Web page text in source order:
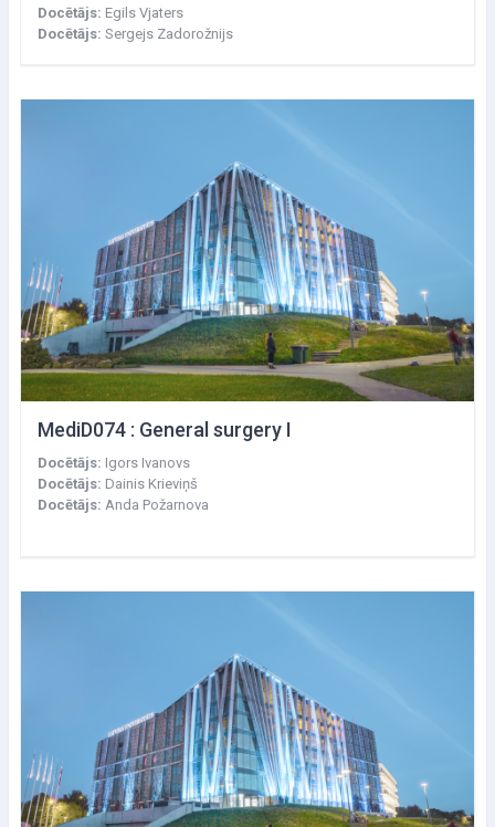
Docētājs: Egils Vjaters
Docētājs: Sergejs Zadorožnijs
MediD074 : General surgery I
Docētājs: Igors Ivanovs
Docētājs: Dainis Krieviņš
Docētājs: Anda Požarnova